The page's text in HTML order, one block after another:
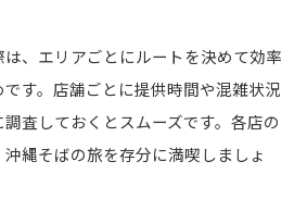
、エリアごとにルートを決めて効率
す。店舗ごとに提供時間や混雑状況
査しておくとスムーズです。各店の
縄そばの旅を存分に満喫しましょ